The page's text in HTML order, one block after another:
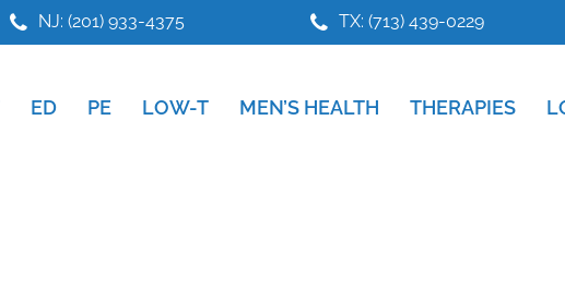
NJ: (201) 933-4375 TX: (713) 439-0229
ED PE LOW-T MEN’S HEALTH THERAPIES